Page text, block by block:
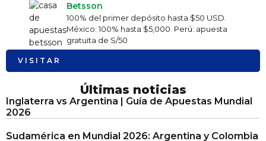
Betsson
100% del primer depósito hasta $50 USD.
México: 100% hasta $5,000. Perú: apuesta
gratuita de S/50
VISITAR
Últimas noticias
Inglaterra vs Argentina | Guía de Apuestas Mundial
2026
Sudamérica en Mundial 2026: Argentina y Colombia